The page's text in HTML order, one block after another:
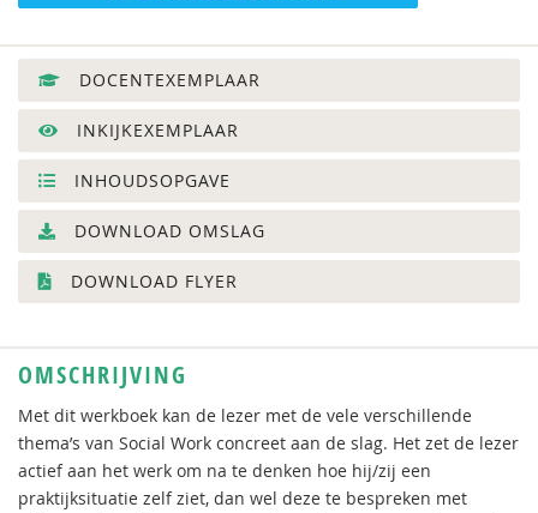
DOCENTEXEMPLAAR
INKIJKEXEMPLAAR
INHOUDSOPGAVE
DOWNLOAD OMSLAG
DOWNLOAD FLYER
OMSCHRIJVING
Met dit werkboek kan de lezer met de vele verschillende
thema’s van Social Work concreet aan de slag. Het zet de lezer
actief aan het werk om na te denken hoe hij/zij een
praktijksituatie zelf ziet, dan wel deze te bespreken met